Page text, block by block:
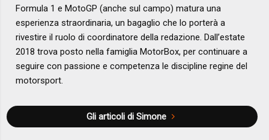
Formula 1 e MotoGP (anche sul campo) matura una
esperienza straordinaria, un bagaglio che lo porterà a
rivestire il ruolo di coordinatore della redazione. Dall’estate
2018 trova posto nella famiglia MotorBox, per continuare a
seguire con passione e competenza le discipline regine del
motorsport.
Gli articoli di Simone